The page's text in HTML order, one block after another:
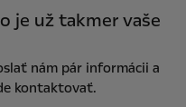
je už takmer vaše
nám pár informácii a
kontaktovať.